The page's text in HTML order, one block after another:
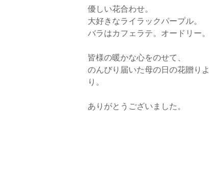
優しい花合わせ。
大好きなライラックパープル。
バラはカフェラテ。オードリー。
皆様の暖かな心をのせて、
のんびり届いた母の日の花贈りよ
り。
ありがとうございました。